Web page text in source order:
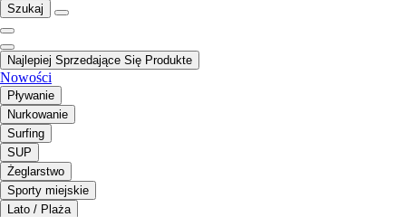
Szukaj
Najlepiej Sprzedające Się Produkte
Nowości
Pływanie
Nurkowanie
Surfing
SUP
Żeglarstwo
Sporty miejskie
Lato / Plaża